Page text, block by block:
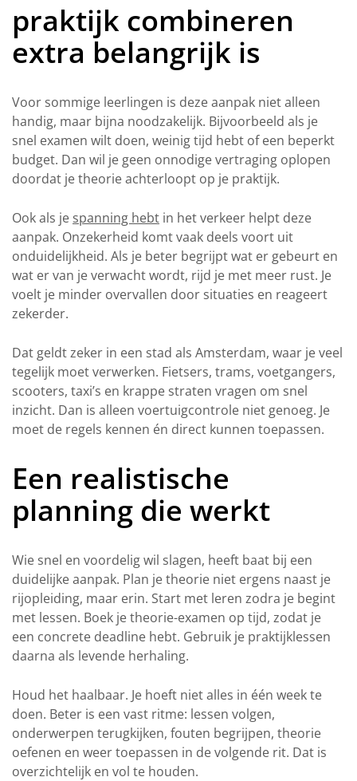
praktijk combineren
extra belangrijk is
Voor sommige leerlingen is deze aanpak niet alleen
handig, maar bijna noodzakelijk. Bijvoorbeeld als je
snel examen wilt doen, weinig tijd hebt of een beperkt
budget. Dan wil je geen onnodige vertraging oplopen
doordat je theorie achterloopt op je praktijk.
Ook als je spanning hebt in het verkeer helpt deze
aanpak. Onzekerheid komt vaak deels voort uit
onduidelijkheid. Als je beter begrijpt wat er gebeurt en
wat er van je verwacht wordt, rijd je met meer rust. Je
voelt je minder overvallen door situaties en reageert
zekerder.
Dat geldt zeker in een stad als Amsterdam, waar je veel
tegelijk moet verwerken. Fietsers, trams, voetgangers,
scooters, taxi’s en krappe straten vragen om snel
inzicht. Dan is alleen voertuigcontrole niet genoeg. Je
moet de regels kennen én direct kunnen toepassen.
Een realistische
planning die werkt
Wie snel en voordelig wil slagen, heeft baat bij een
duidelijke aanpak. Plan je theorie niet ergens naast je
rijopleiding, maar erin. Start met leren zodra je begint
met lessen. Boek je theorie-examen op tijd, zodat je
een concrete deadline hebt. Gebruik je praktijklessen
daarna als levende herhaling.
Houd het haalbaar. Je hoeft niet alles in één week te
doen. Beter is een vast ritme: lessen volgen,
onderwerpen terugkijken, fouten begrijpen, theorie
oefenen en weer toepassen in de volgende rit. Dat is
overzichtelijk en vol te houden.